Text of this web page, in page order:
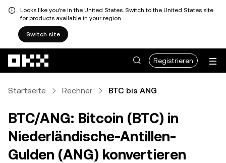
Looks like you're in the United States. Switch to the United States site
for products available in your region.
Switch site
Registrieren
Startseite Rechner BTC bis ANG
BTC/ANG: Bitcoin (BTC) in
Niederländische-Antillen-
Gulden (ANG) konvertieren